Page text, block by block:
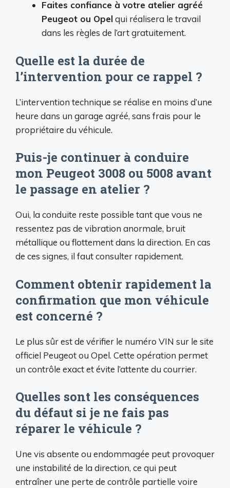
Faites confiance à votre atelier agréé
Peugeot ou Opelqui réalisera le travail
dans les règles de l’art gratuitement.
Quelle est la durée de
l’intervention pour ce rappel ?
L’intervention technique se réalise en moins d’une
heure dans un garage agréé, sans frais pour le
propriétaire du véhicule.
Puis-je continuer à conduire
mon Peugeot 3008 ou 5008 avant
le passage en atelier ?
Oui, la conduite reste possible tant que vous ne
ressentez pas de vibration anormale, bruit
métallique ou flottement dans la direction. En cas
de ces signes, il faut consulter rapidement.
Comment obtenir rapidement la
confirmation que mon véhicule
est concerné ?
Le plus sûr est de vérifier le numéro VIN sur le site
officiel Peugeot ou Opel. Cette opération permet
un contrôle exact et évite l’attente du courrier.
Quelles sont les conséquences
du défaut si je ne fais pas
réparer le véhicule ?
Une vis absente ou endommagée peut provoquer
une instabilité de la direction, ce qui peut
entraîner une perte de contrôle partielle voire